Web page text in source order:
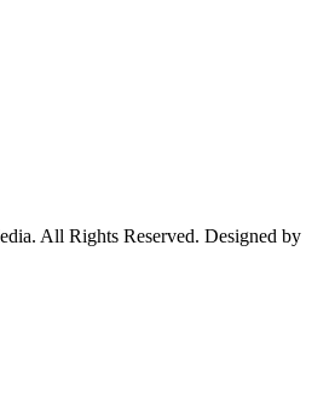
All Rights Reserved. Designed by